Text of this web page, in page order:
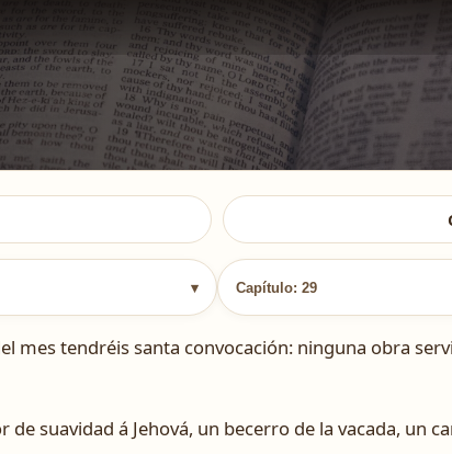
▾ Capítulo: 29
mes tendréis santa convocación: ninguna obra
suavidad á Jehová, un becerro de la vacada, un